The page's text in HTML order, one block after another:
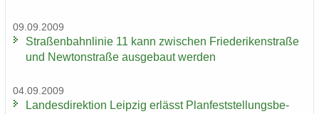
09.09.2009
Stra­ßen­bahn­li­nie 11 kann zwi­schen Frie­de­ri­ken­stra­ße
und New­ton­stra­ße aus­ge­baut wer­den
04.09.2009
Lan­des­di­rek­ti­on Leip­zig er­lässt Plan­fest­stel­lungs­be­